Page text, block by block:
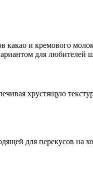
и кремового
для любителей
хрустящую
для перекусов